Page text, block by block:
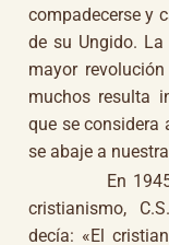
compadecerse y
de su Ungido.
mayor
muchos resulta
que se considera
se abaje a
En 1945, el
cristianismo,
decía: «El